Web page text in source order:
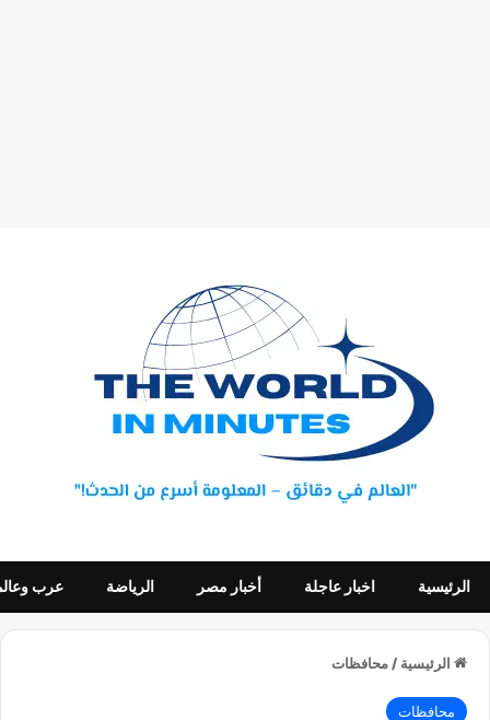
الرئيسية اخبار عاجلة أخبار مصر الرياضة عرب
الرئيسية / محافظات
محافظات